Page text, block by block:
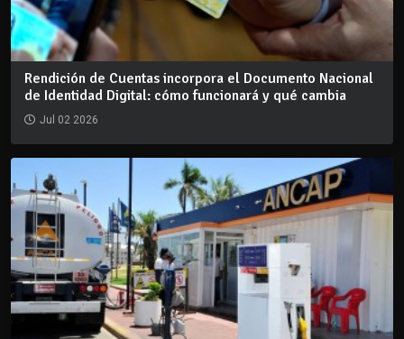
Rendición de Cuentas incorpora el Documento Nacional
de Identidad Digital: cómo funcionará y qué cambia
Jul 02 2026